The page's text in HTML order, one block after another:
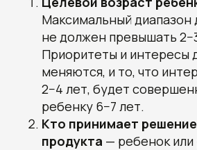
Максимальный диапазон
не должен превышать
Приоритеты и интересы
меняются, и то, что
2−4 лет, будет
ребенку 6−7 лет.
Кто принимает
продукта — ребенок или